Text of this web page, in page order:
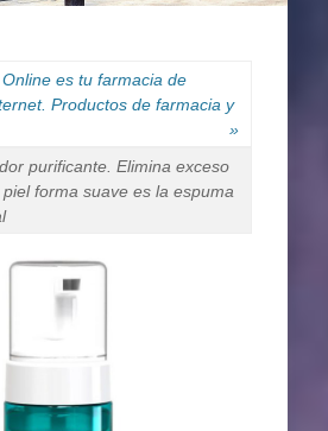
es tu farmacia de
Productos de farmacia y
»
purificante. Elimina exceso
forma suave es la espuma